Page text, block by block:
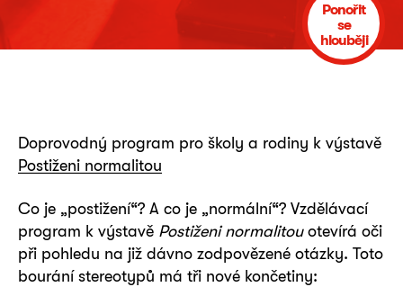
Ponořit
se
hlouběji
Doprovodný program pro školy a rodiny k výstavě
Postiženi normalitou
Co je „postižení“? A co je „normální“? Vzdělávací
program k výstavě Postiženi normalitouotevírá oči
při pohledu na již dávno zodpovězené otázky. Toto
bourání stereotypů má tři nové končetiny: